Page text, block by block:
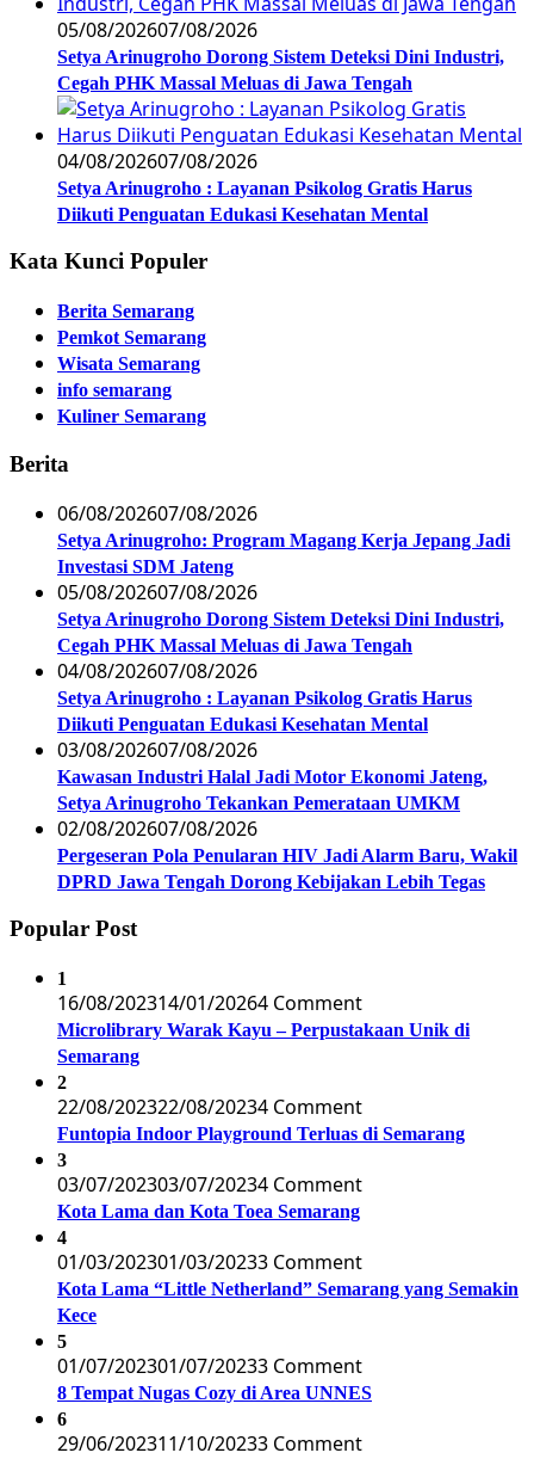
05/08/202607/08/2026
Setya Arinugroho Dorong Sistem Deteksi Dini Industri,
Cegah PHK Massal Meluas di Jawa Tengah
04/08/202607/08/2026
Setya Arinugroho : Layanan Psikolog Gratis Harus
Diikuti Penguatan Edukasi Kesehatan Mental
Kata Kunci Populer
Berita Semarang
Pemkot Semarang
Wisata Semarang
info semarang
Kuliner Semarang
Berita
06/08/202607/08/2026
Setya Arinugroho: Program Magang Kerja Jepang Jadi
Investasi SDM Jateng
05/08/202607/08/2026
Setya Arinugroho Dorong Sistem Deteksi Dini Industri,
Cegah PHK Massal Meluas di Jawa Tengah
04/08/202607/08/2026
Setya Arinugroho : Layanan Psikolog Gratis Harus
Diikuti Penguatan Edukasi Kesehatan Mental
03/08/202607/08/2026
Kawasan Industri Halal Jadi Motor Ekonomi Jateng,
Setya Arinugroho Tekankan Pemerataan UMKM
02/08/202607/08/2026
Pergeseran Pola Penularan HIV Jadi Alarm Baru, Wakil
DPRD Jawa Tengah Dorong Kebijakan Lebih Tegas
Popular Post
1
16/08/202314/01/20264 Comment
Microlibrary Warak Kayu – Perpustakaan Unik di
Semarang
2
22/08/202322/08/20234 Comment
Funtopia Indoor Playground Terluas di Semarang
3
03/07/202303/07/20234 Comment
Kota Lama dan Kota Toea Semarang
4
01/03/202301/03/20233 Comment
Kota Lama “Little Netherland” Semarang yang Semakin
Kece
5
01/07/202301/07/20233 Comment
8 Tempat Nugas Cozy di Area UNNES
6
29/06/202311/10/20233 Comment